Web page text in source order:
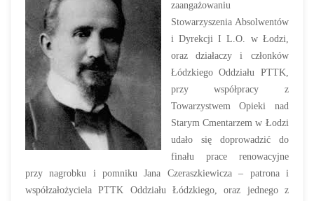
zaangażowaniu
Stowarzyszenia Absolwentów
i Dyrekcji I L.O. w Łodzi,
oraz działaczy i członków
Łódzkiego Oddziału PTTK,
przy współpracy z
Towarzystwem Opieki nad
Starym Cmentarzem w Łodzi
udało się doprowadzić do
finału prace renowacyjne
przy nagrobku i pomniku Jana Czeraszkiewicza – patrona i
współzałożyciela PTTK Oddziału Łódzkiego, oraz jednego z